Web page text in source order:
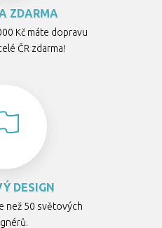
ZDARMA
Kč máte dopravu
ČR zdarma!
DESIGN
než 50 světových